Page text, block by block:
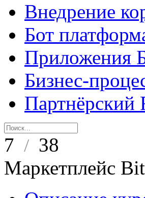
Внедрение
Бот
Приложения
Бизнес-
Партнёрский
7 / 38
Маркетплейс